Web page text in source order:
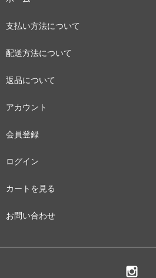
支払い方法について
配送方法について
返品について
アカウント
会員登録
ログイン
カートを見る
お問い合わせ